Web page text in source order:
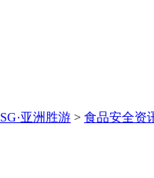
SG·亚洲胜游 > 食品安全资